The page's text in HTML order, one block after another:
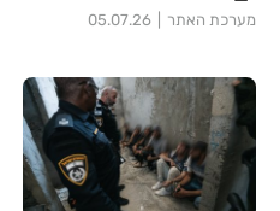
מערכת האתר 05.07.26